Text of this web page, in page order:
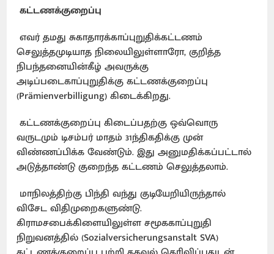
கட்டணக்குறைப்பு
எவர் தமது சுகாதாரக்காப்புறுதிக்கட்டணம்
செலுத்தமுடியாத நிலையிலுள்ளாரோ, குறித்த
நிபந்தனையின்கீழ் அவருக்கு
அடிப்படைகாப்புறுதிக்கு கட்டணக்குறைப்பு
(Prämienverbilligung) கிடைக்கிறது.
கட்டணக்குறைப்பு கிடைப்பதற்கு ஒவ்வொரு
வருடமும் டிசம்பர் மாதம் 31ந்திகதிக்கு முன்
விண்ணப்பிக்க வேண்டும். இது அனுமதிக்கப்பட்டால்
அடுத்தாண்டு குறைந்த கட்டணம் செலுத்தலாம்.
மாநிலத்திற்கு பிந்தி வந்து குடியேறியிருந்தால்
விசேட விதிமுறைகளுண்டு.
கிராமசபைக்கிளையிலுள்ள சமூககாப்புறுதி
நிறுவனத்தில் (Sozialversicherungsanstalt SVA)